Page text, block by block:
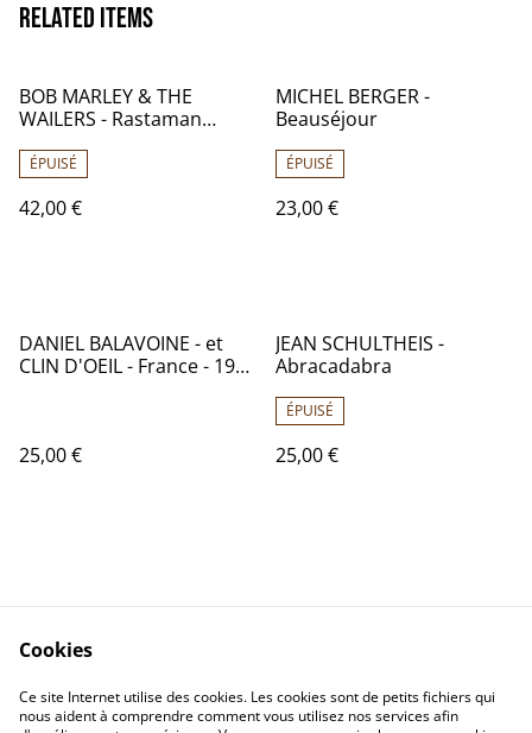
Related items
BOB MARLEY & THE
WAILERS - Rastaman
Audio: NM - Records
Island 9123 007
ÉPUISÉ
42,00 €
MICHEL BERGER -
Beauséjour
ÉPUISÉ
23,00 €
DANIEL BALAVOINE - et
CLIN D'OEIL - France - 1979
25,00 €
JEAN SCHULTHEIS -
Abracadabra
ÉPUISÉ
25,00 €
Politique de
confidentialité
Politique de cookies
Cookies
Ce site Internet utilise des cookies. Les cookies sont de petits fichiers qui
nous aident à comprendre comment vous utilisez nos services afin